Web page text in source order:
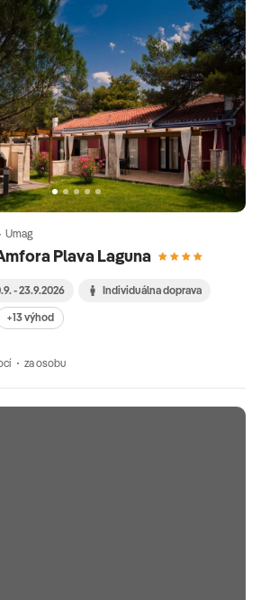
Plava Laguna
Umag
- 23.9.2026 Individuálna doprava
+13 výhod
za osobu